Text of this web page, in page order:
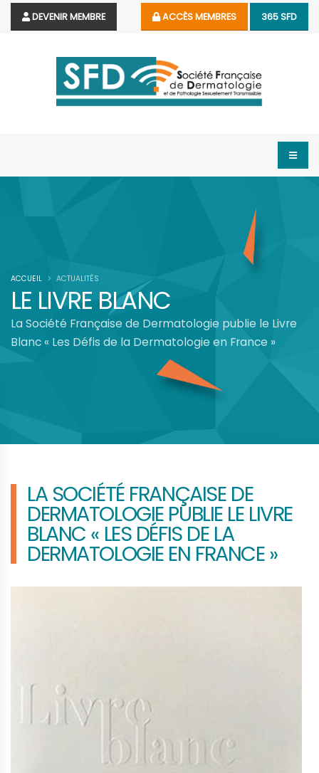
DEVENIR MEMBRE ACCÈS MEMBRES 365 SFD
LE LIVRE BLANC
La Société Française de Dermatologie publie le Livre
Blanc « Les Défis de la Dermatologie en France »
ACCUEIL ACTUALITÉS
LA SOCIÉTÉ FRANÇAISE DE
DERMATOLOGIE PUBLIE LE LIVRE
BLANC « LES DÉFIS DE LA
DERMATOLOGIE EN FRANCE »